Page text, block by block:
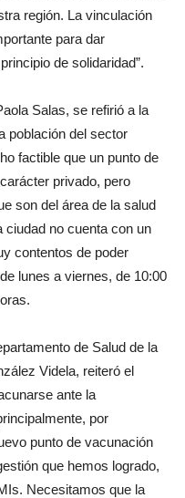
región. La vinculación
para dar
de solidaridad”.
Salas, se refirió a la
población del sector
factible que un punto de
privado, pero
son del área de la salud
ciudad no cuenta con un
contentos de poder
lunes a viernes, de 10:00
de Salud de la
Videla, reiteró el
ante la
por
punto de vacunación
que hemos logrado,
Necesitamos que la